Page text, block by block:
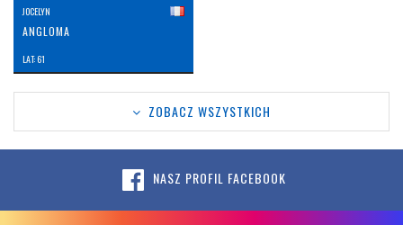
JOCELYN
ANGLOMA
LAT: 61
ZOBACZ WSZYSTKICH
NASZ PROFIL FACEBOOK